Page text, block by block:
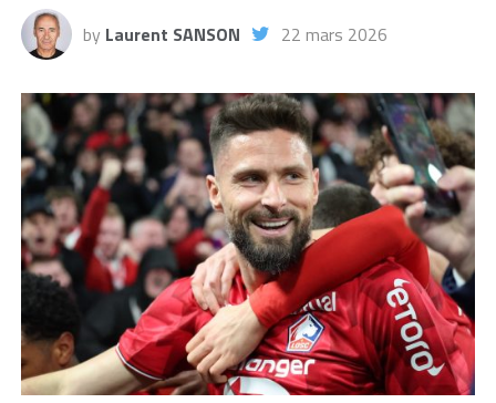
by Laurent SANSON 22 mars 2026